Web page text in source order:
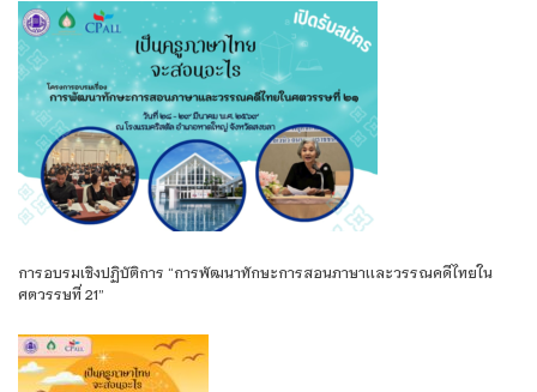
การอบรมเชิงปฏิบัติการ “การพัฒนาทักษะการสอนภาษาเเละวรรณคดีไทยใน
ศตวรรษที่ 21”